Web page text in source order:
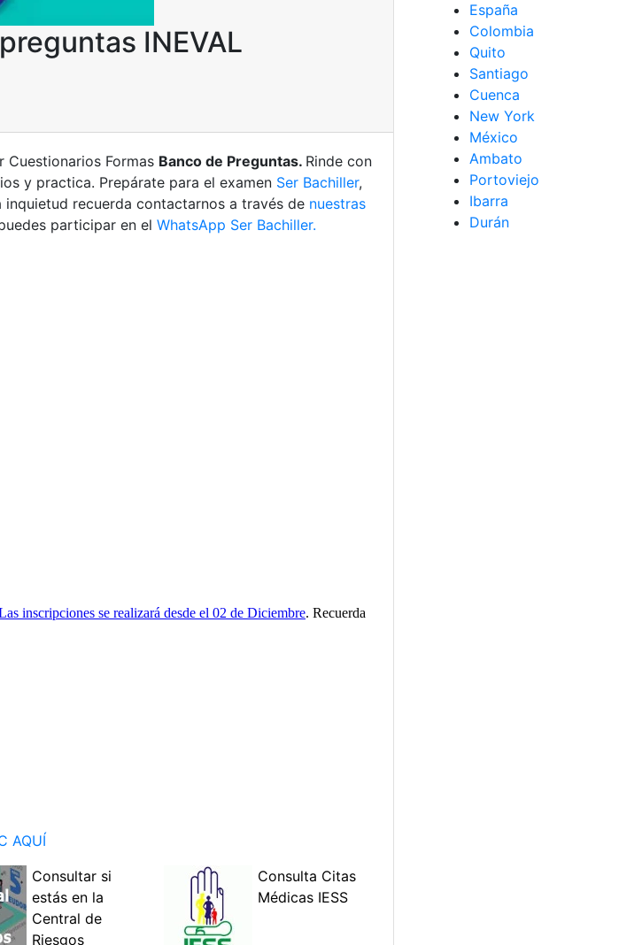
INEVAL
Cuestionarios Formas Banco de Preguntas. Rinde con
y practica. Prepárate para el examen Ser Bachiller,
inquietud recuerda contactarnos a través de nuestras
participar en el WhatsApp Ser Bachiller.
AQUÍ
España
Colombia
Quito
Santiago
Cuenca
New York
México
Ambato
Portoviejo
Ibarra
Durán